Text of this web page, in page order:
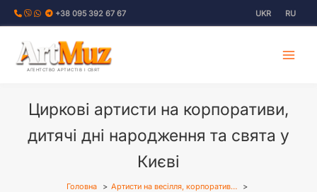
Перейти
+38 095 392 67 67 UKR RU
АГЕНТСТВО АРТИСТІВ І СВЯТ
Циркові артисти на корпоративи,
дитячі дні народження та свята у
Києві
Головна
Артисти на весілля, корпоратив…